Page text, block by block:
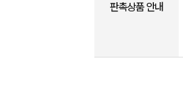
판촉상품 안내